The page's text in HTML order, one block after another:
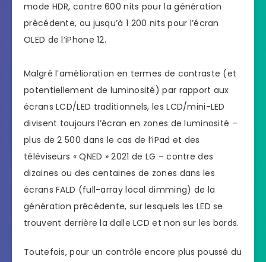
mode HDR, contre 600 nits pour la génération
précédente, ou jusqu’à 1 200 nits pour l’écran
OLED de l’iPhone 12.
Malgré l’amélioration en termes de contraste (et
potentiellement de luminosité) par rapport aux
écrans LCD/LED traditionnels, les LCD/mini-LED
divisent toujours l’écran en zones de luminosité –
plus de 2 500 dans le cas de l’iPad et des
téléviseurs « QNED » 2021 de LG – contre des
dizaines ou des centaines de zones dans les
écrans FALD (full-array local dimming) de la
génération précédente, sur lesquels les LED se
trouvent derrière la dalle LCD et non sur les bords.
Toutefois, pour un contrôle encore plus poussé du